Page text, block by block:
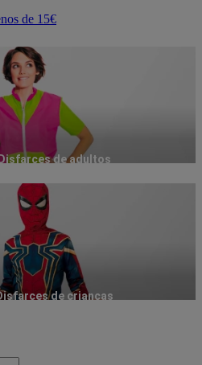
de 15€
Disfarces de adultos
de crianças